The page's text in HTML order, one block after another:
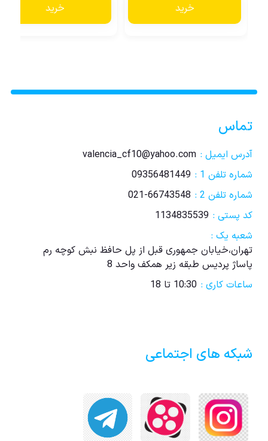
خرید خرید
تماس
آدرس ایمیل : valencia_cf10@yahoo.com
شماره تلفن 1 :
09356481449
شماره تلفن 2 :
021-66743548
کد پستی : 1134835539
شعبه یک :
تهران،خیابان جمهوری قبل از پل حافظ نبش کوچه رم
پاساژ پردیس طبقه زیر همکف واحد 8
ساعات کاری : 10:30 تا 18
شبکه های اجتماعی